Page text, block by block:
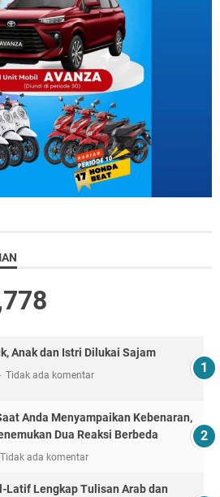
Anak dan Istri Dilukai Sajam
Tidak ada komentar
Anda Menyampaikan Kebenaran,
Dua Reaksi Berbeda
Tidak ada komentar
Latif Lengkap Tulisan Arab dan